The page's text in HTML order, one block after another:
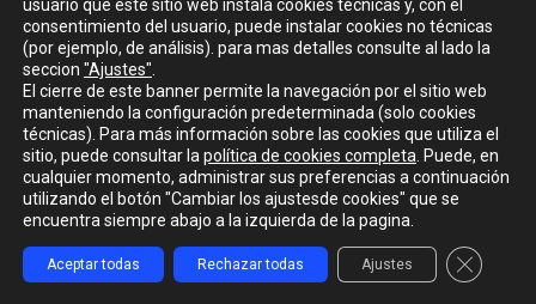
g
r
a
m
50018 Scandicci (FI), Italy
C.F. e P.IVA 05300610481
Cap. soc. int. vers. Euro 19.000.000 – C.C.I.A.A. Firenze 536113
Privacy
Política de «cookies»
Nota informativa a clientes – proveedores
Política para solicitantes
Avisos legales
Corporate Compliance
usuario que este sitio web instala cookies técnicas y, con el
consentimiento del usuario, puede instalar cookies no técnicas
(por ejemplo, de análisis). para mas detalles consulte al lado la
seccion "Ajustes"
El cierre de este banner permite la navegación por el sitio web
manteniendo la configuración predeterminada (solo cookies
técnicas). Para más información sobre las cookies que utiliza el
sitio, puede consultar la política de cookies completa . Puede, en
cualquier momento, administrar sus preferencias a continuación
utilizando el botón "Cambiar los ajustesde cookies" que se
encuentra siempre abajo a la izquierda de la pagina.
Aceptar todas Rechazar todas Ajustes Cerrar el
TRACKING MY SDB